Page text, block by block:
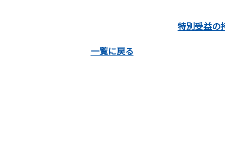
特別受益の
一覧に戻る